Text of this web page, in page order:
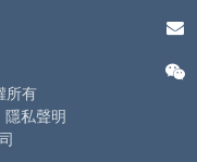
所有
隱私聲明